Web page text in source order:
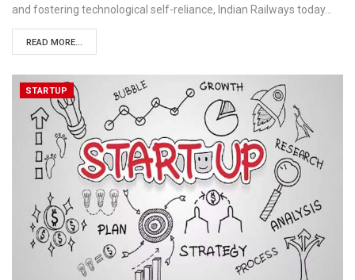
and fostering technological self-reliance, Indian Railways today…
READ MORE...
STARTUP